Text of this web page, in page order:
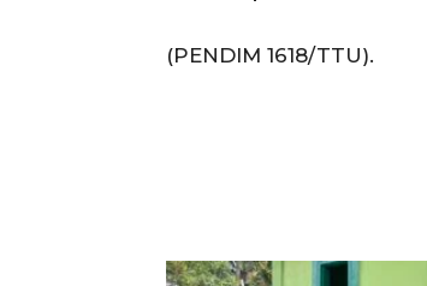
(PENDIM 1618/TTU).